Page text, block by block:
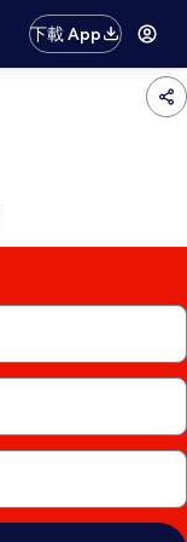
下載 App